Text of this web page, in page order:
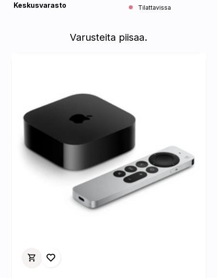
Keskusvarasto Tilattavissa
Varusteita piisaa.